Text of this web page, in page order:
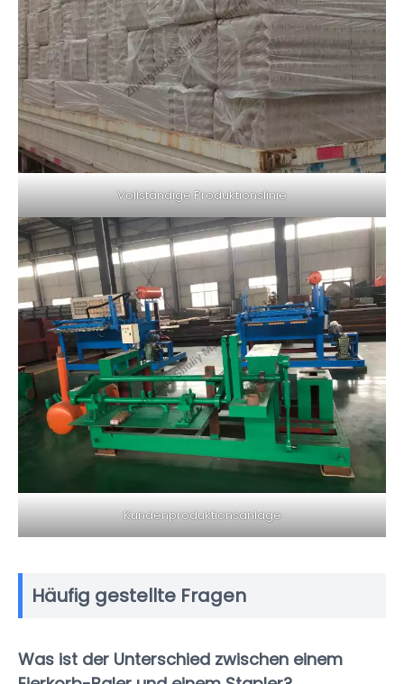
Vollständige Produktionslinie
Kundenproduktionsanlage
Häufig gestellte Fragen
Was ist der Unterschied zwischen einem